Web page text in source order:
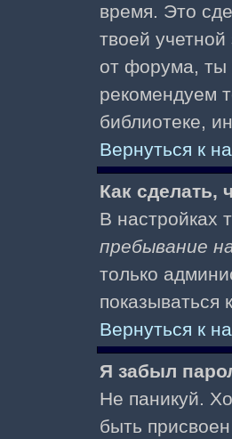
время. Это
твоей
от форума,
рекомендуем
библиотеке,
Вернуться к
Как сделать,
В настройках
пребывание
только
показываться
Вернуться к
Я забыл
Не паникуй.
быть